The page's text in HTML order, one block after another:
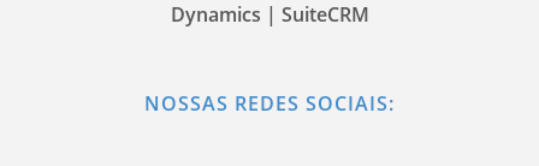
Dynamics | SuiteCRM
NOSSAS REDES SOCIAIS: